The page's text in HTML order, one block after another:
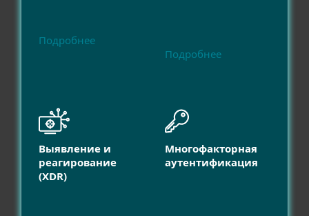
Подробнее
Подробнее
Выявление и
реагирование
(XDR)
Многофакторная
аутентификация